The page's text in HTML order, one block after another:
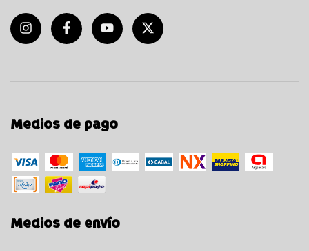
Medios de pago
Medios de envío